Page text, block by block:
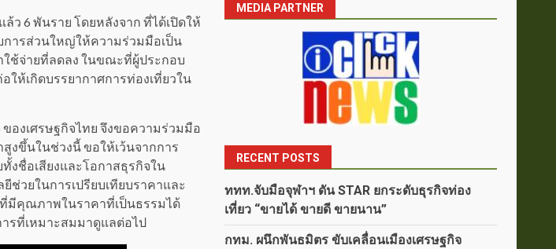
ว 6 พันราย โดยหลังจาก ที่ได้เปิดให้
การส่วนใหญ่ให้ความร่วมมือเป็น
ใช้จ่ายที่ลดลง ในขณะที่ผู้ประกอบ
ให้เกิดบรรยากาศการท่องเที่ยวใน
องเศรษฐกิจไทย จึงขอความร่วมมือ
งขึ้นในช่วงนี้ ขอให้เว้นจากการ
งชื่อเสียงและโอกาสธุรกิจใน
วยในการเปรียบเทียบราคาและ
มีคุณภาพในราคาที่เป็นธรรมได้
รที่เหมาะสมมาดูแลต่อไป
MEDIA PARTNER
RECENT POSTS
ททท.จับมือจุฬาฯ ดัน STAR ยกระดับธุรกิจท่อง
เที่ยว “ขายได้ ขายดี ขายนาน”
กทม. ผนึกพันธมิตร ขับเคลื่อนเมืองเศรษฐกิจ